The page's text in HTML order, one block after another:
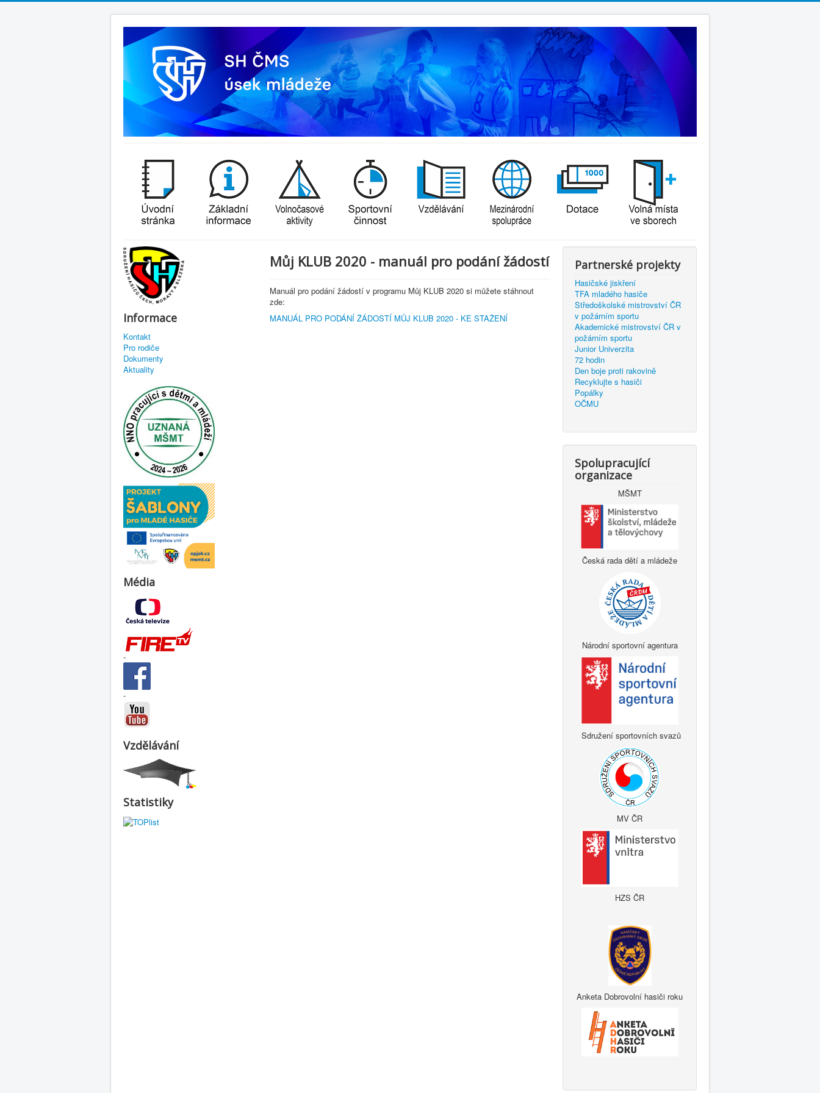
Informace
Kontakt
Pro rodiče
Dokumenty
Aktuality
Média
-
-
Vzdělávání
Statistiky
Můj KLUB 2020 - manuál pro podání žádostí
Manuál pro podání žádostí v programu Můj KLUB 2020 si můžete stáhnout
zde:
MANUÁL PRO PODÁNÍ ŽÁDOSTÍ MŮJ KLUB 2020 - KE STAŽENÍ
Partnerské projekty
Hasičské jiskření
TFA mladého hasiče
Středoškolské mistrovství ČR
v požárním sportu
Akademické mistrovství ČR v
požárním sportu
Junior Univerzita
72 hodin
Den boje proti rakovině
Recyklujte s hasiči
Popálky
OČMU
Spolupracující
organizace
MŠMT
Česká rada dětí a mládeže
Národní sportovní agentura
Sdružení sportovních svazů
MV ČR
HZS ČR
Anketa Dobrovolní hasiči roku